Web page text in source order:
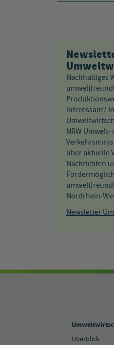
Nachhaltiges
interessant?
NRW Umwelt-
über aktuelle
Nachrichten
Nordrhein-
Newsletter
Überblick